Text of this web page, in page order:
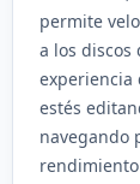
permite
a los
experiencia
estés
navegando